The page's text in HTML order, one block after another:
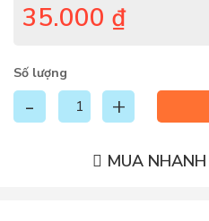
35.000 ₫
Số lượng
MUA NHANH